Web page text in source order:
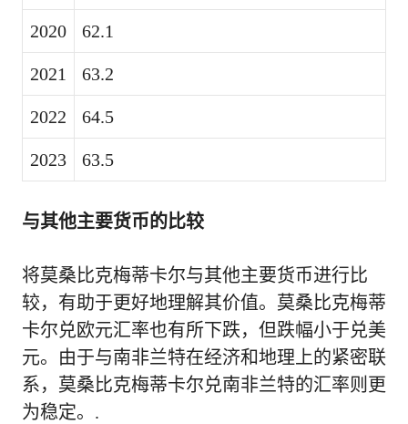
2020 62.1
2021 63.2
2022 64.5
2023 63.5
与其他主要货币的比较
将莫桑比克梅蒂卡尔与其他主要货币进行比
较，有助于更好地理解其价值。莫桑比克梅蒂
卡尔兑欧元汇率也有所下跌，但跌幅小于兑美
元。由于与南非兰特在经济和地理上的紧密联
系，莫桑比克梅蒂卡尔兑南非兰特的汇率则更
为稳定。.